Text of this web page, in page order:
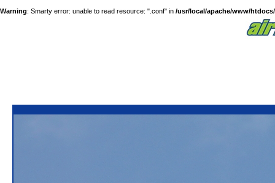
Warning: Smarty error: unable to read resource: ".conf" in /usr/local/apache/www/